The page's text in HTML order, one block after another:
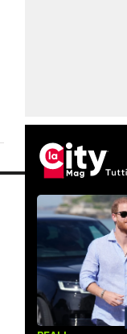
lacplay.it
lactv.it
laconair.it